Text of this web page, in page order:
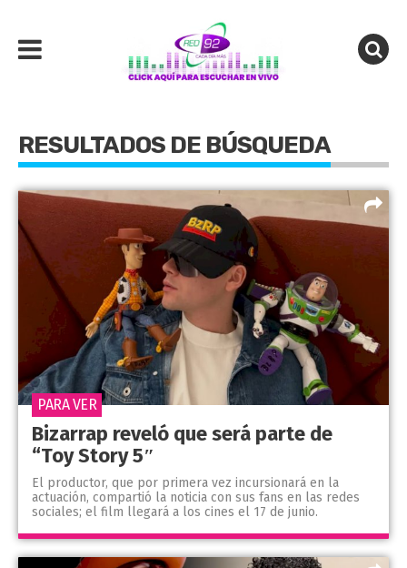
RESULTADOS DE BÚSQUEDA
Bizarrap reveló que será parte de
“Toy Story 5″
El productor, que por primera vez incursionará en la
actuación, compartió la noticia con sus fans en las redes
sociales; el film llegará a los cines el 17 de junio.
PARA VER